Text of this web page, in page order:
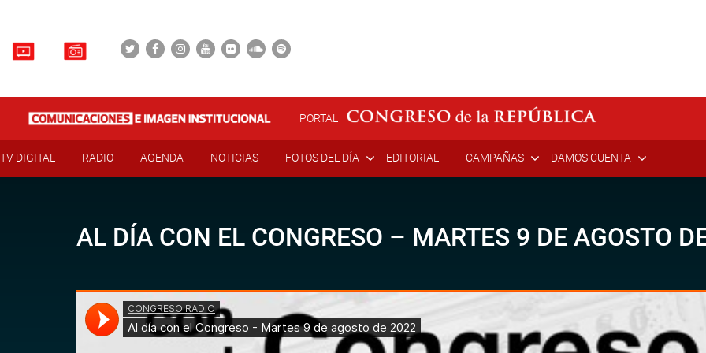
PORTAL
TV DIGITAL RADIO AGENDA NOTICIAS FOTOS DEL DÍA EDITORIAL CAMPAÑAS DAMOS CUENTA
AL DÍA CON EL CONGRESO – MARTES 9 DE AGOSTO